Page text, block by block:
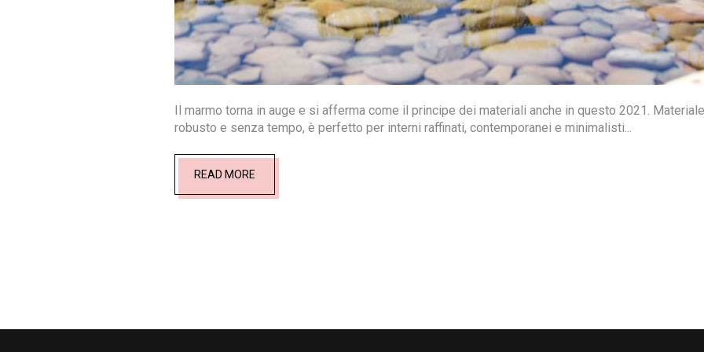
Il marmo torna in auge e si afferma come il principe dei materiali anche in questo 2021. Materiale
robusto e senza tempo, è perfetto per interni raffinati, contemporanei e minimalisti...
READ MORE